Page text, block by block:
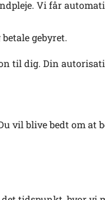
Vi får
gebyret.
til dig. Din
vil blive bedt om